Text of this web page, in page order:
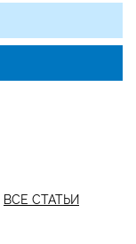
ВСЕ СТАТЬИ